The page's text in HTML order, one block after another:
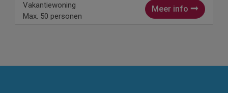
Meer info
Vakantiewoning
Max. 50 personen